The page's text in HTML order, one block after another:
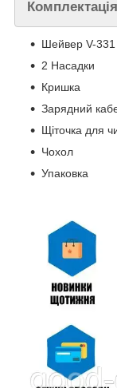
Шейвер V-331
2 Насадки
Кришка
Зарядний
Щіточка для
Чохол
Упаковка